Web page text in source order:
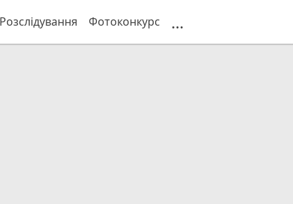
Розслідування Фотоконкурс ...